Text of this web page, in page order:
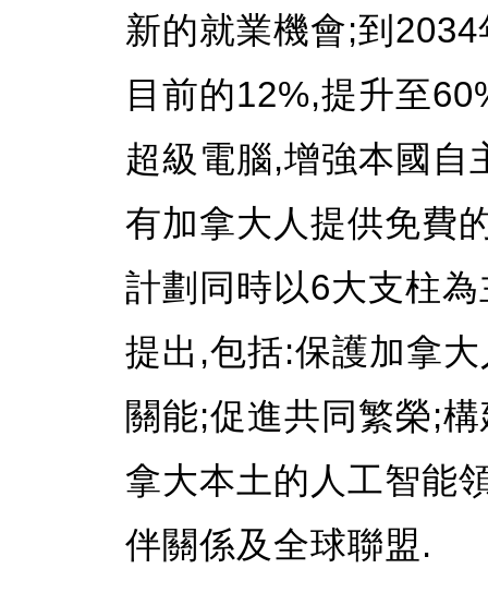
新的就業機會;到
目前的12%,提升至
超級電腦,增強本國自
有加拿大人提供免費
計劃同時以6大支柱
提出,包括:保護加拿
關能;促進共同繁榮;
拿大本土的人工智能
伴關係及全球聯盟.